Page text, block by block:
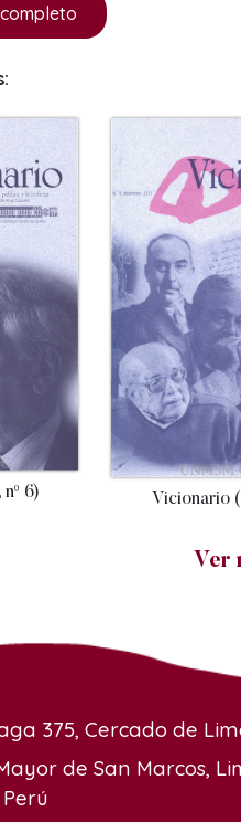
6) Vicionario
Ver
375, Cercado de
de San Marcos,
Perú